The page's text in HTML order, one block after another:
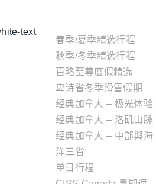
春季/夏季精选行程
秋季/冬季精选行程
百略至尊度假精选
卑诗省冬季滑雪假期
经典加拿大 – 极光体验
经典加拿大 – 洛矶山脉
经典加拿大 – 中部與海
洋三省
单日行程